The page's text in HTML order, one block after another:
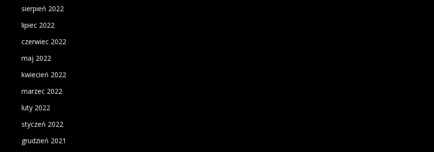
sierpień 2022
lipiec 2022
czerwiec 2022
maj 2022
kwiecień 2022
marzec 2022
luty 2022
styczeń 2022
grudzień 2021